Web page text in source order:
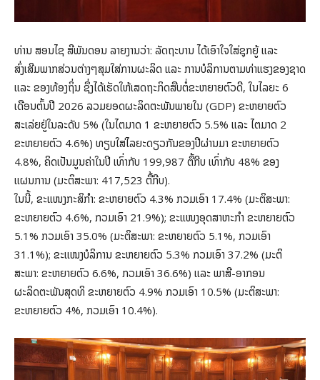
ທ່ານ ສອນໄຊ ສີພັນດອນ ລາຍງານວ່າ: ລັດຖະບານ ໄດ້ເອົາໃຈໃສ່ຊຸກຍູ້ ແລະ
ສົ່ງເສີມພາກສ່ວນຕ່າງໆສຸມໃສ່ການຜະລິດ ແລະ ການບໍລິການຕາມທ່າແຮງຂອງຊາດ
ແລະ ຂອງທ້ອງຖິ່ນ ຊຶ່ງໄດ້ເຮັດໃຫ້ເສດຖະກິດສືບຕໍ່ຂະຫຍາຍຕົວດີ, ໃນໄລຍະ 6
ເດືອນຕົ້ນປີ 2026 ລວມຍອດຜະລິດຕະພັນພາຍໃນ (GDP) ຂະຫຍາຍຕົວ
ສະເລ່ຍຢູ່ໃນລະດັບ 5% (ໃນໄຕມາດ 1 ຂະຫຍາຍຕົວ 5.5% ແລະ ໄຕມາດ 2
ຂະຫຍາຍຕົວ 4.6%) ທຽບໃສ່ໄລຍະດຽວກັນຂອງປີຜ່ານມາ ຂະຫຍາຍຕົວ
4.8%, ຄິດເປັນມູນຄ່າໃນປີ ເທົ່າກັບ 199,987 ຕື້ກີບ ເທົ່າກັບ 48% ຂອງ
ແຜນການ (ມະຕິສະພາ: 417,523 ຕື້ກີບ).
ໃນນີ້, ຂະແໜງກະສິກຳ: ຂະຫຍາຍຕົວ 4.3% ກວມເອົາ 17.4% (ມະຕິສະພາ:
ຂະຫຍາຍຕົວ 4.6%, ກວມເອົາ 21.9%); ຂະແໜງອຸດສາຫະກຳ ຂະຫຍາຍຕົວ
5.1% ກວມເອົາ 35.0% (ມະຕິສະພາ: ຂະຫຍາຍຕົວ 5.1%, ກວມເອົາ
31.1%); ຂະແໜງບໍລິການ ຂະຫຍາຍຕົວ 5.3% ກວມເອົາ 37.2% (ມະຕິ
ສະພາ: ຂະຫຍາຍຕົວ 6.6%, ກວມເອົາ 36.6%) ແລະ ພາສີ-ອາກອນ
ຜະລິດຕະພັນສຸດທິ ຂະຫຍາຍຕົວ 4.9% ກວມເອົາ 10.5% (ມະຕິສະພາ:
ຂະຫຍາຍຕົວ 4%, ກວມເອົາ 10.4%).